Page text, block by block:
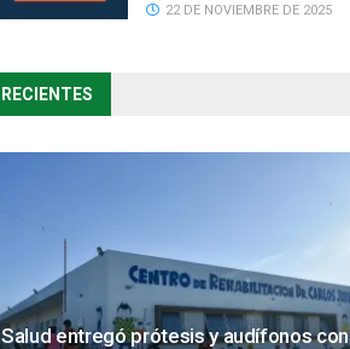
22 DE NOVIEMBRE DE 2025
RECIENTES
Salud entregó prótesis y audífonos con